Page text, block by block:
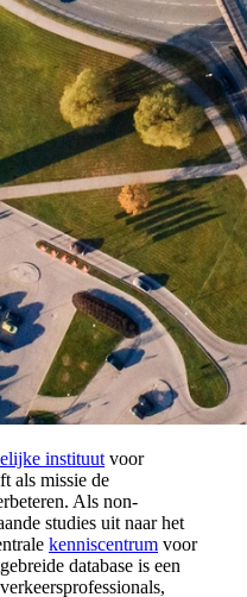
instituutvoor
als missie de
Als non-
studies uit naar het
kenniscentrum voor
database is een